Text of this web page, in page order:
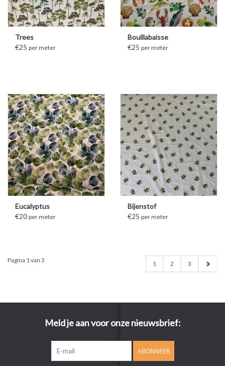
Trees
€25 per meter
Bouillabaisse
€25 per meter
Eucalyptus
€20 per meter
Bijenstof
€25 per meter
Pagina 1 van 3 1 2 3
Meld je aan voor onze nieuwsbrief:
ABONNEER